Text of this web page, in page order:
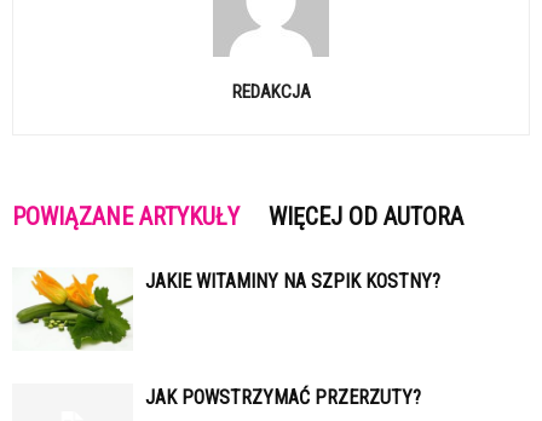
REDAKCJA
POWIĄZANE ARTYKUŁY WIĘCEJ OD AUTORA
JAKIE WITAMINY NA SZPIK KOSTNY?
JAK POWSTRZYMAĆ PRZERZUTY?